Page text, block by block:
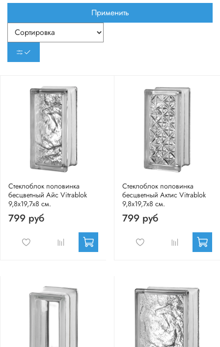
Стеклоблок половинка
бесцветный Айс Vitrablok
9,8x19,7x8 см.
799 руб
Стеклоблок половинка
бесцветный Актис Vitrablok
9,8x19,7x8 см.
799 руб
Применить